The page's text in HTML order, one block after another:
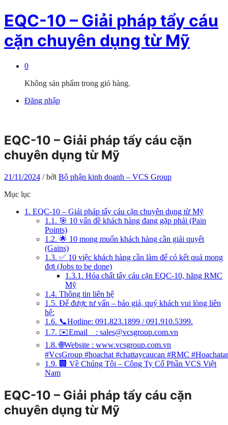
EQC-10 – Giải pháp tẩy cáu
cặn chuyên dụng từ Mỹ
0
Không sản phẩm trong giỏ hàng.
Đăng nhập
EQC-10 – Giải pháp tẩy cáu cặn
chuyên dụng từ Mỹ
21/11/2024 /bởi Bộ phận kinh doanh – VCS Group
Mục lục
1. EQC-10 – Giải pháp tẩy cáu cặn chuyên dụng từ Mỹ
1.1. 🎯 10 vấn đề khách hàng đang gặp phải (Pain
Points)
1.2. 🌟 10 mong muốn khách hàng cần giải quyết
(Gains)
1.3. ✅ 10 việc khách hàng cần làm để có kết quả mong
đợi (Jobs to be done)
1.3.1. Hóa chất tẩy cáu cặn EQC-10, hãng RMC
Mỹ
1.4. Thông tin liên hệ
1.5. Để được tư vấn – báo giá, quý khách vui lòng liên
hệ:
1.6. 📞Hotline: 091.823.1899 / 091.910.5399.
1.7. ✉️Email : sales@vcsgroup.com.vn
1.8.🌐Website : www.vcsgroup.com.vn
#VcsGroup #hoachat #chattaycaucan #RMC
1.9. 🏢 Về Chúng Tôi – Công Ty Cổ Phần VCS Việt
Nam
EQC-10 – Giải pháp tẩy cáu cặn
chuyên dụng từ Mỹ